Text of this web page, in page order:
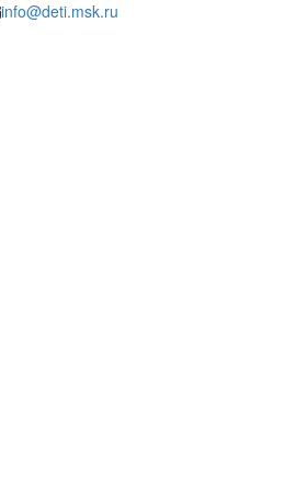
info@deti.msk.ru